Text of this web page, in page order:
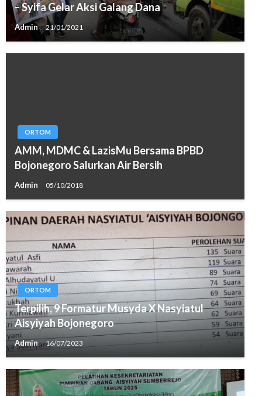
– Syifa Gelar Aksi Galang Dana
Admin 21/01/2021
ORTOM
AMM, MDMC & LazisMu Bersama BPBD
Bojonegoro Salurkan Air Bersih
Admin 05/10/2018
ORTOM
Terpilih, 9 Formatur Musyda X Nasyiatul
Aisyiyah Bojonegoro
Admin 16/07/2023